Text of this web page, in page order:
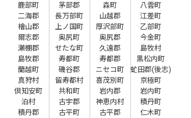
鹿部町
茅部郡 森町
八雲町
二海郡
長万部町 山越郡
江差町
檜山郡
上ノ国町 厚沢部町
乙部町
爾志郡
奥尻町 奥尻郡
今金町
瀬棚郡
せたな町 久遠郡
島牧村
島牧郡
寿都町 寿都郡
黒松内町
蘭越町
磯谷郡 ニセコ町
虻田郡(後志)
真狩村
留寿都村 喜茂別町
京極町
倶知安町
共和町 岩内郡
岩内町
泊村
古宇郡 神恵内村
積丹町
積丹郡
古平町 古平郡
仁木町